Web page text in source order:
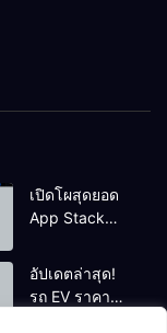
เปิดโผสุดยอด
App Stack
ใหม่สาย Tech
เตรียมพร้อม
ก่อนเริ่มงาน
อัปเดตล่าสุด!
รถ EV ราคา